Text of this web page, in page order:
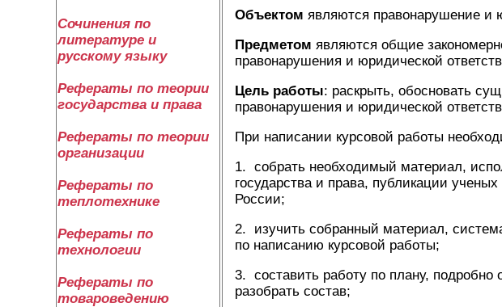
Сочинения по
литературе и
русскому языку
Рефераты по теории
государства и права
Рефераты по теории
организации
Рефераты по
теплотехнике
Рефераты по
технологии
Рефераты по
товароведению
Объектом являются правонарушение и
Предметом являются общие
правонарушения и юридической
Цель работы: раскрыть, обосновать
правонарушения и юридической
При написании курсовой работы
1. собрать необходимый материал,
государства и права, публикации
России;
2. изучить собранный материал,
по написанию курсовой работы;
3. составить работу по плану,
разобрать состав;